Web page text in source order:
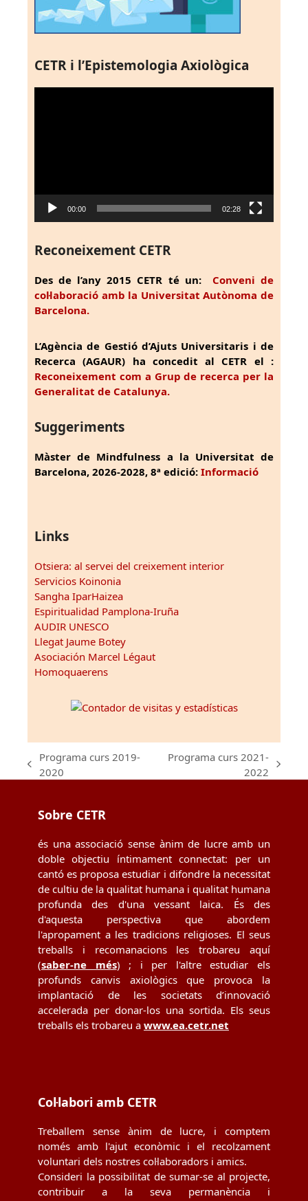
CETR i l’Epistemologia Axiològica
00:00 02:28
Reconeixement CETR
Des de l’any 2015 CETR té un: Conveni de
col·laboració amb la Universitat Autònoma de
Barcelona.
L’Agència de Gestió d’Ajuts Universitaris i de
Recerca (AGAUR) ha concedit al CETR el :
Reconeixement com a Grup de recerca per la
Generalitat de Catalunya.
Suggeriments
Màster de Mindfulness a la Universitat de
Barcelona, 2026-2028, 8ª edició: Informació
Links
Otsiera: al servei del creixement interior
Servicios Koinonia
Sangha IparHaizea
Espiritualidad Pamplona-Iruña
AUDIR UNESCO
Llegat Jaume Botey
Asociación Marcel Légaut
Homoquaerens
previous
Programa curs 2019-
2020
Programa curs 2021-
2022
Sobre CETR
és una associació sense ànim de lucre amb un
doble objectiu íntimament connectat: per un
cantó es proposa estudiar i difondre la necessitat
de cultiu de la qualitat humana i qualitat humana
profunda des d'una vessant laica. És des
d'aquesta perspectiva que abordem
l'apropament a les tradicions religioses. El seus
treballs i recomanacions les trobareu aquí
(saber-ne més) ; i per l'altre estudiar els
profunds canvis axiològics que provoca la
implantació de les societats d’innovació
accelerada per donar-los una sortida. Els seus
treballs els trobareu a www.ea.cetr.net
Col·labori amb CETR
Treballem sense ànim de lucre, i comptem
només amb l'ajut econòmic i el recolzament
voluntari dels nostres col·laboradors i amics.
Consideri la possibilitat de sumar-se al projecte,
contribuir a la seva permanència i